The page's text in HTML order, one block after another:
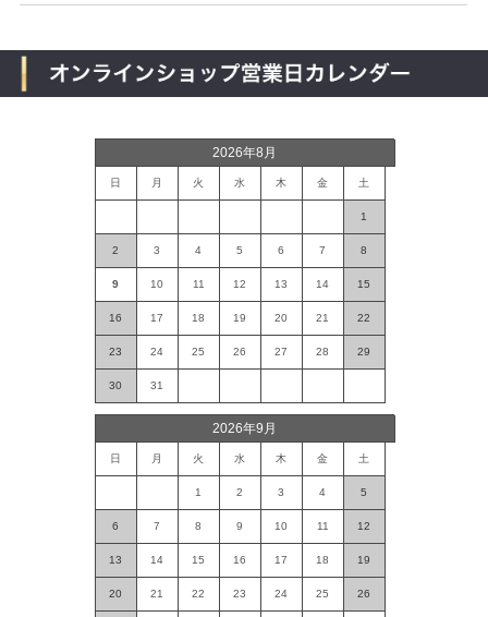
2026年8月
日 月 火 水 木 金 土
1
2 3 4 5 6 7 8
9 10 11 12 13 14 15
16 17 18 19 20 21 22
23 24 25 26 27 28 29
30 31
2026年9月
日 月 火 水 木 金 土
1 2 3 4 5
6 7 8 9 10 11 12
13 14 15 16 17 18 19
20 21 22 23 24 25 26